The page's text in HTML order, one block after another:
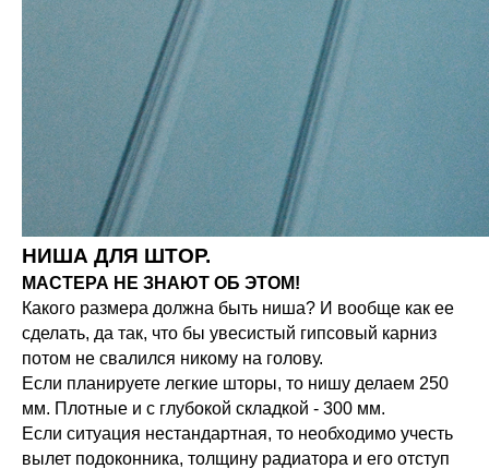
НИША ДЛЯ ШТОР.
МАСТЕРА НЕ ЗНАЮТ ОБ ЭТОМ!
Какого размера должна быть ниша? И вообще как ее
сделать, да так, что бы увесистый гипсовый карниз
потом не свалился никому на голову.
Если планируете легкие шторы, то нишу делаем 250
мм. Плотные и с глубокой складкой - 300 мм.
Если ситуация нестандартная, то необходимо учесть
вылет подоконника, толщину радиатора и его отступ